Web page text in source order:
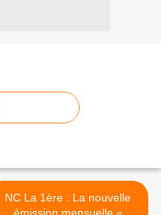
NC La 1ère : La nouvelle